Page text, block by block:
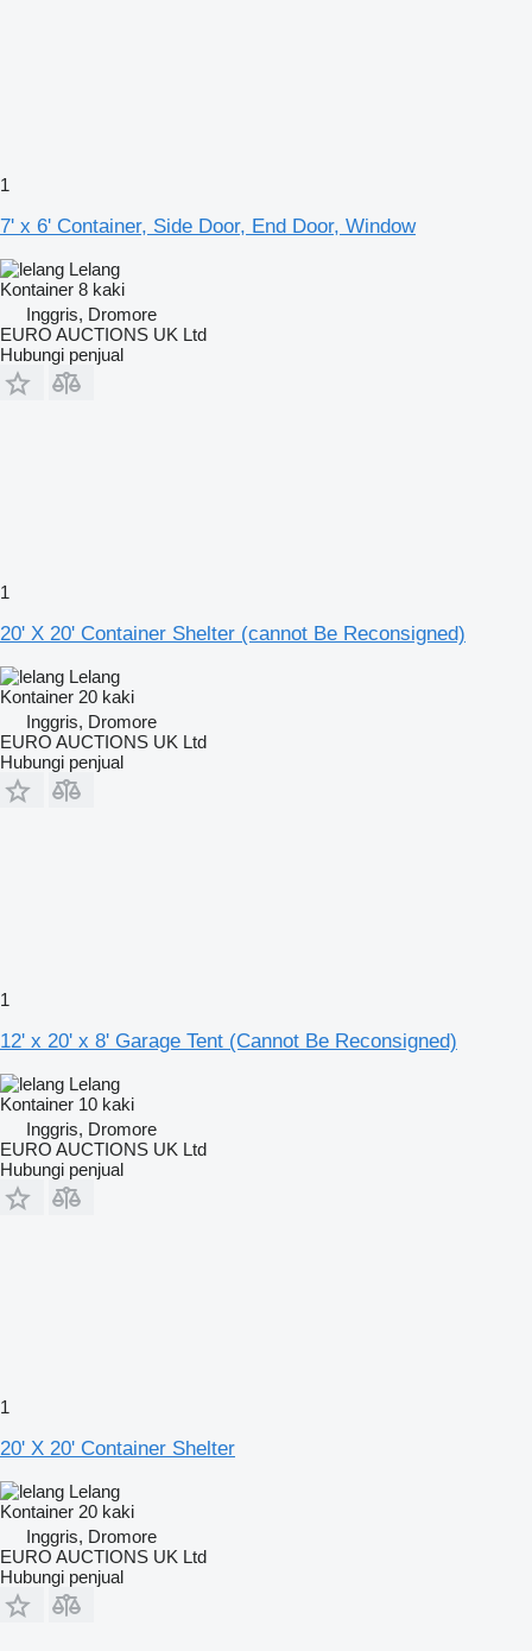
1
7' x 6' Container, Side Door, End Door, Window
Lelang
Kontainer 8 kaki
Inggris, Dromore
EURO AUCTIONS UK Ltd
Hubungi penjual
1
20' X 20' Container Shelter (cannot Be Reconsigned)
Lelang
Kontainer 20 kaki
Inggris, Dromore
EURO AUCTIONS UK Ltd
Hubungi penjual
1
12' x 20' x 8' Garage Tent (Cannot Be Reconsigned)
Lelang
Kontainer 10 kaki
Inggris, Dromore
EURO AUCTIONS UK Ltd
Hubungi penjual
1
20' X 20' Container Shelter
Lelang
Kontainer 20 kaki
Inggris, Dromore
EURO AUCTIONS UK Ltd
Hubungi penjual